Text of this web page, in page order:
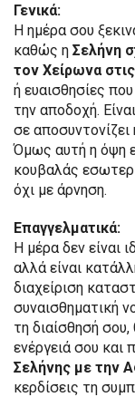
Γενικά:
Η ημέρα σου
καθώς η Σελήνη
τον Χείρωνα
ή ευαισθησίες
την αποδοχή.
σε
Όμως αυτή η όψη
κουβαλάς
όχι με άρνηση.
Επαγγελματικά:
Η μέρα δεν είναι
αλλά είναι
διαχείριση
συναισθηματική
τη διαίσθησή
ενέργειά σου και
Σελήνης με την
κερδίσεις τη